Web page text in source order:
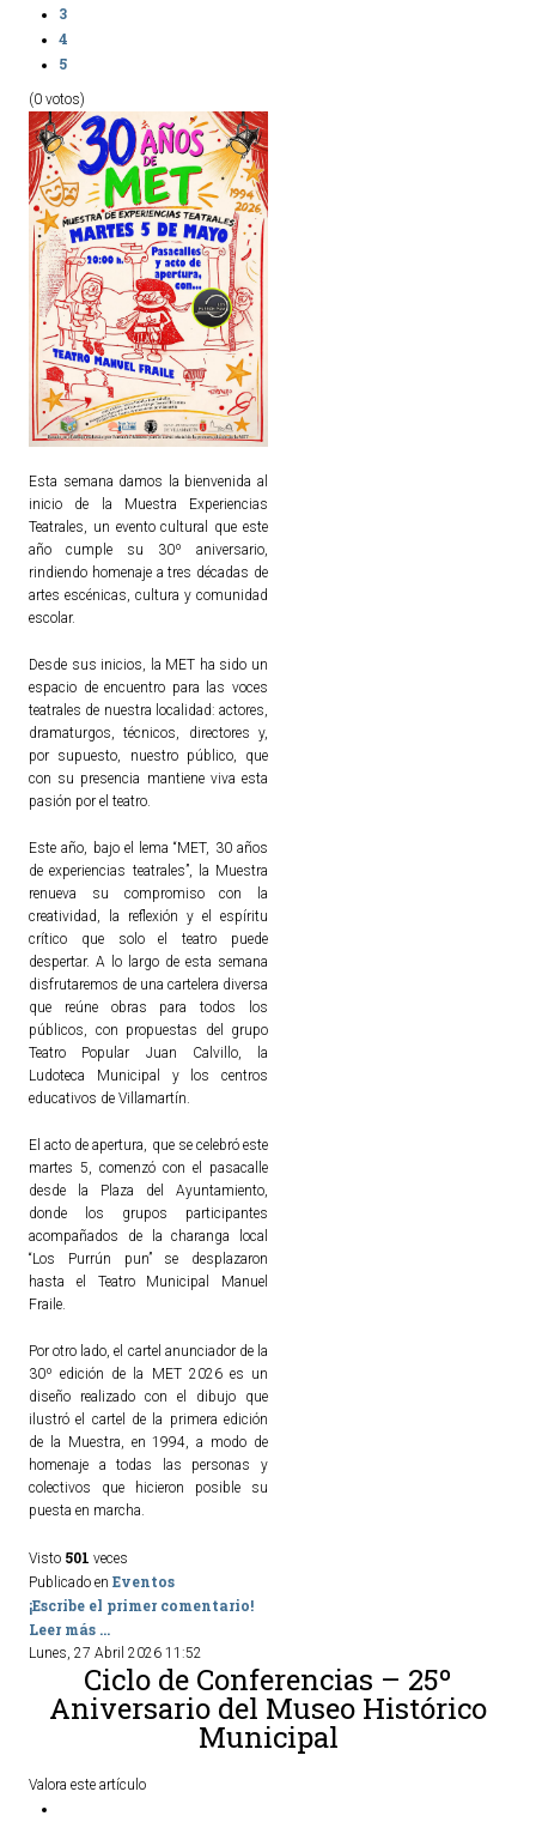
3
4
5
(0 votos)
Esta semana damos la bienvenida al
inicio de la Muestra Experiencias
Teatrales, un evento cultural que este
año cumple su 30º aniversario,
rindiendo homenaje a tres décadas de
artes escénicas, cultura y comunidad
escolar.
Desde sus inicios, la MET ha sido un
espacio de encuentro para las voces
teatrales de nuestra localidad: actores,
dramaturgos, técnicos, directores y,
por supuesto, nuestro público, que
con su presencia mantiene viva esta
pasión por el teatro.
Este año, bajo el lema “MET, 30 años
de experiencias teatrales”, la Muestra
renueva su compromiso con la
creatividad, la reflexión y el espíritu
crítico que solo el teatro puede
despertar. A lo largo de esta semana
disfrutaremos de una cartelera diversa
que reúne obras para todos los
públicos, con propuestas del grupo
Teatro Popular Juan Calvillo, la
Ludoteca Municipal y los centros
educativos de Villamartín.
El acto de apertura, que se celebró este
martes 5, comenzó con el pasacalle
desde la Plaza del Ayuntamiento,
donde los grupos participantes
acompañados de la charanga local
“Los Purrún pun” se desplazaron
hasta el Teatro Municipal Manuel
Fraile.
Por otro lado, el cartel anunciador de la
30º edición de la MET 2026 es un
diseño realizado con el dibujo que
ilustró el cartel de la primera edición
de la Muestra, en 1994, a modo de
homenaje a todas las personas y
colectivos que hicieron posible su
puesta en marcha.
Visto 501 veces
Publicado en Eventos
¡Escribe el primer comentario!
Leer más ...
Lunes, 27 Abril 2026 11:52
Ciclo de Conferencias – 25º
Aniversario del Museo Histórico
Municipal
Valora este artículo